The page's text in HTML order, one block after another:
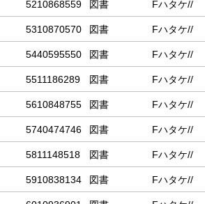
5210868559 図書 Fハタケ//
5310870570 図書 Fハタケ//
5440595550 図書 Fハタケ//
5511186289 図書 Fハタケ//
5610848755 図書 Fハタケ//
5740474746 図書 Fハタケ//
5811148518 図書 Fハタケ//
5910838134 図書 Fハタケ//